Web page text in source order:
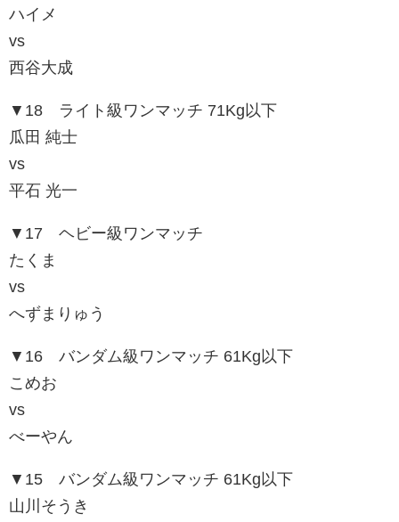
ハイメ
vs
西谷大成
▼18 ライト級ワンマッチ 71Kg以下
瓜田 純士
vs
平石 光一
▼17 ヘビー級ワンマッチ
たくま
vs
へずまりゅう
▼16 バンダム級ワンマッチ 61Kg以下
こめお
vs
べーやん
▼15 バンダム級ワンマッチ 61Kg以下
山川そうき